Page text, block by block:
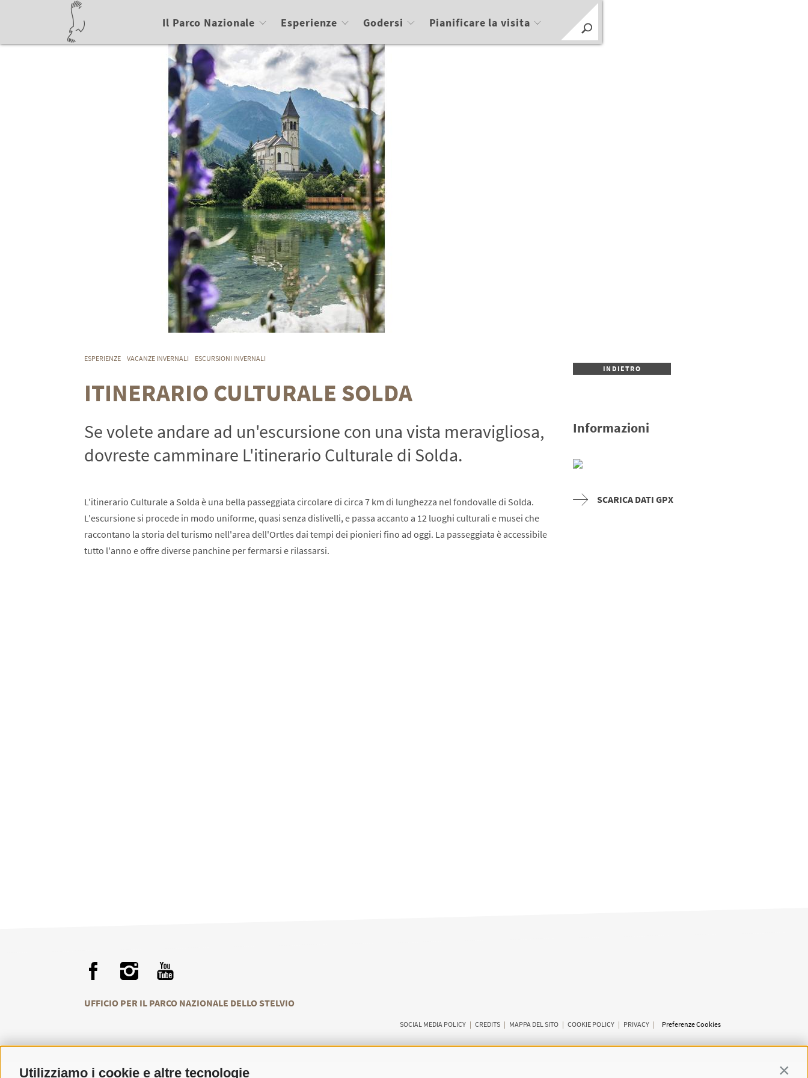
Utilizziamo i cookie e altre tecnologie
Il Parco Nazionale Esperienze Godersi Pianificare la visita
ESPERIENZE VACANZE INVERNALI ESCURSIONI INVERNALI
ITINERARIO CULTURALE SOLDA
Se volete andare ad un'escursione con una vista meravigliosa,
dovreste camminare L'itinerario Culturale di Solda.
L'itinerario Culturale a Solda è una bella passeggiata circolare di circa 7 km di lunghezza nel fondovalle di Solda.
L'escursione si procede in modo uniforme, quasi senza dislivelli, e passa accanto a 12 luoghi culturali e musei che
raccontano la storia del turismo nell'area dell'Ortles dai tempi dei pionieri fino ad oggi. La passeggiata è accessibile
tutto l'anno e offre diverse panchine per fermarsi e rilassarsi.
INDIETRO
Informazioni
SCARICA DATI GPX
UFFICIO PER IL PARCO NAZIONALE DELLO STELVIO
SOCIAL MEDIA POLICY | CREDITS | MAPPA DEL SITO | COOKIE POLICY | PRIVACY | Preferenze Cookies